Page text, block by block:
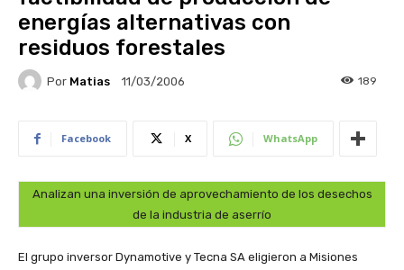
energías alternativas con
residuos forestales
Por Matias 11/03/2006 189
Facebook X WhatsApp
Analizan una inversión de aprovechamiento de los desechos
de la industria de aserrío
El grupo inversor Dynamotive y Tecna SA eligieron a Misiones